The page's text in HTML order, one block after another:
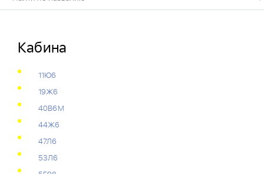
Кабина
11Ю6
19Ж6
40В6М
44Ж6
47Л6
53Л6